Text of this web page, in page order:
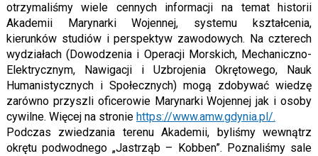
otrzymaliśmy wiele cennych informacji na temat historii
Akademii Marynarki Wojennej, systemu kształcenia,
kierunków studiów i perspektyw zawodowych. Na czterech
wydziałach (Dowodzenia i Operacji Morskich, Mechaniczno-
Elektrycznym, Nawigacji i Uzbrojenia Okrętowego, Nauk
Humanistycznych i Społecznych) mogą zdobywać wiedzę
zarówno przyszli oficerowie Marynarki Wojennej jak i osoby
cywilne. Więcej na stronie https://www.amw.gdynia.pl/.
Podczas zwiedzania terenu Akademii, byliśmy wewnątrz
okrętu podwodnego „Jastrząb – Kobben”. Poznaliśmy sale